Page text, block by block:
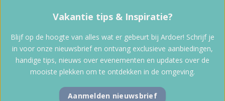
Vakantie tips & Inspiratie?
Blijf op de hoogte van alles wat er gebeurt bij Ardoer! Schrijf je
in voor onze nieuwsbrief en ontvang exclusieve aanbiedingen,
handige tips, nieuws over evenementen en updates over de
mooiste plekken om te ontdekken in de omgeving.
Aanmelden nieuwsbrief